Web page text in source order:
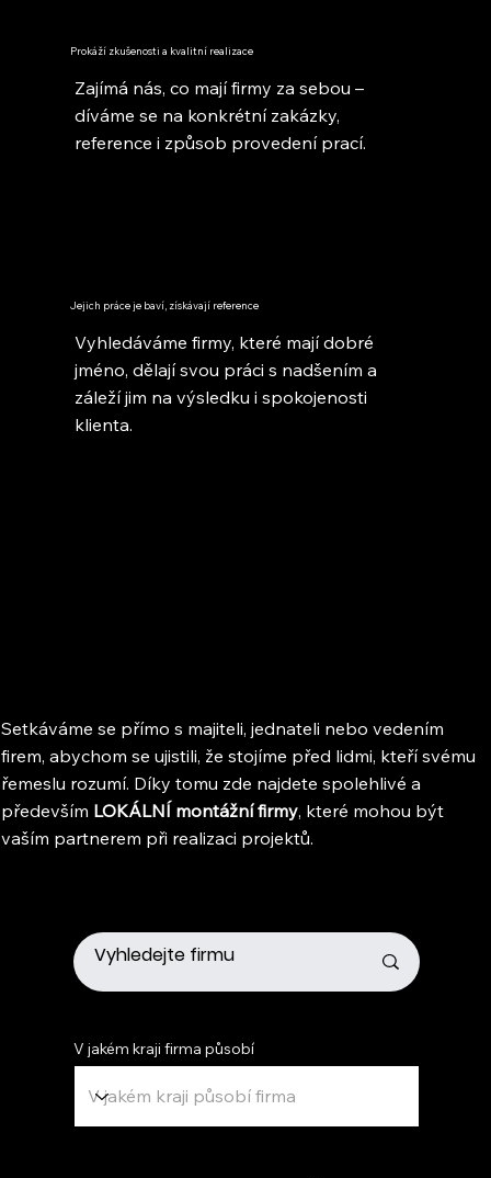
Prokáží zkušenosti a kvalitní realizace
Zajímá nás, co mají firmy za sebou –
díváme se na konkrétní zakázky,
reference i způsob provedení prací.
Jejich práce je baví, získávají reference
Vyhledáváme firmy, které mají dobré
jméno, dělají svou práci s nadšením a
záleží jim na výsledku i spokojenosti
klienta.
Setkáváme se přímo s majiteli, jednateli nebo vedením
firem, abychom se ujistili, že stojíme před lidmi, kteří svému
řemeslu rozumí. Díky tomu zde najdete spolehlivé a
především LOKÁLNÍ montážní firmy, které mohou být
vaším partnerem při realizaci projektů.
V jakém kraji firma působí